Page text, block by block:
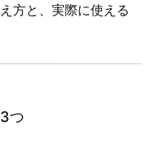
方と、実際に使える
つ